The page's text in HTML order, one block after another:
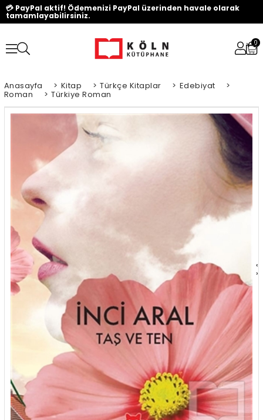
💳 PayPal aktif! Ödemenizi PayPal üzerinden havale olarak
tamamlayabilirsiniz.
0
Anasayfa > Kitap > Türkçe Kitaplar > Edebiyat >
Roman > Türkiye Roman
‹
›